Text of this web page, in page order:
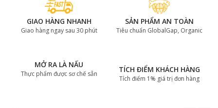
GIAO HÀNG NHANH
Giao hàng ngay sau 30 phút
SẢN PHẨM AN TOÀN
Tiêu chuẩn GlobalGap, Organic
MỞ RA LÀ NẤU
Thực phẩm được sơ chế sẵn TÍCH ĐIỂM KHÁCH HÀNG
Tích điểm 1% giá trị đơn hàng